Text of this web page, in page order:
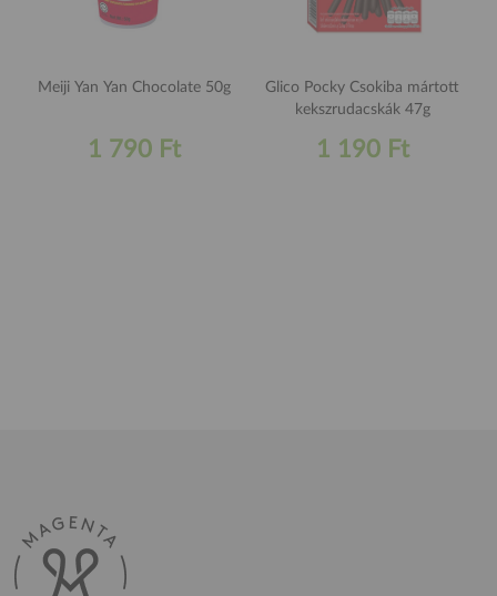
Meiji Yan Yan Chocolate 50g
1 790 Ft
Glico Pocky Csokiba mártott
kekszrudacskák 47g
1 190 Ft